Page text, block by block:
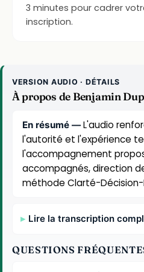
3 minutes pour cadrer
inscription.
VERSION AUDIO · DÉTAILS
À propos de Benjamin
En résumé —L'audio
l'autorité et l'expérience
l'accompagnement
accompagnés, direction
méthode Clarté-Décision-
Lire la transcription
QUESTIONS